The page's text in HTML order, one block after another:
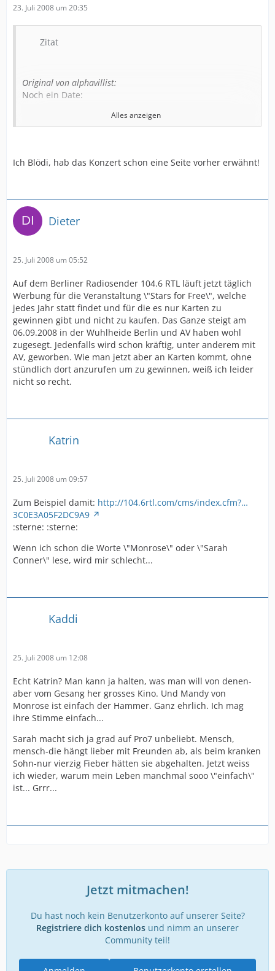
23. Juli 2008 um 20:35
Zitat
Original von alphavillist:
Noch ein Date:
26 JULY 2008: Liepaja (Latvia)
[event website]
Liquido, Sunrise Avenue, Cascada and more
international and local artists
Alles anzeigen
Ich Blödi, hab das Konzert schon eine Seite vorher erwähnt!
Dieter
25. Juli 2008 um 05:52
Auf dem Berliner Radiosender 104.6 RTL läuft jetzt täglich
Werbung für die Veranstaltung \"Stars for Free\", welche
jedes Jahr statt findet und für die es nur Karten zu
gewinnen gibt und nicht zu kaufen. Das Ganze steigt am
06.09.2008 in der Wuhlheide Berlin und AV haben wohl
zugesegt. Jedenfalls wird schon kräftig, unter anderem mit
AV, geworben. Wie man jetzt aber an Karten kommt, ohne
stündlich dort anzurufen um zu gewinnen, weiß ich leider
nicht so recht.
Katrin
25. Juli 2008 um 09:57
Zum Beispiel damit: http://104.6rtl.com/cms/index.cfm?…
3C0E3A05F2DC9A9
:sterne: :sterne:
Wenn ich schon die Worte \"Monrose\" oder \"Sarah
Conner\" lese, wird mir schlecht...
Kaddi
25. Juli 2008 um 12:08
Echt Katrin? Man kann ja halten, was man will von denen-
aber vom Gesang her grosses Kino. Und Mandy von
Monrose ist einfach der Hammer. Ganz ehrlich. Ich mag
ihre Stimme einfach...
Sarah macht sich ja grad auf Pro7 unbeliebt. Mensch,
mensch-die hängt lieber mit Freunden ab, als beim kranken
Sohn-nur vierzig Fieber hätten sie abgehalten. Jetzt weiss
ich wieder, warum mein Leben manchmal sooo \"einfach\"
ist... Grrr...
Jetzt mitmachen!
Du hast noch kein Benutzerkonto auf unserer Seite?
Registriere dich kostenlos und nimm an unserer
Community teil!